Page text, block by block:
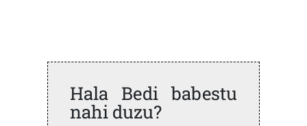
Hala Bedi babestu
nahi duzu?